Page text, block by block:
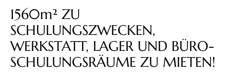
1560m² ZU
SCHULUNGSZWECKEN,
WERKSTATT, LAGER UND BÜRO-
SCHULUNGSRÄUME ZU MIETEN!